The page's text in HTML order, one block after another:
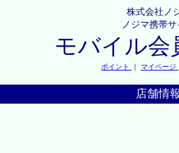
株式会社ノ
ノジマ携帯サ
モバイル会
ポイント ｜ マイページ
店舗情報